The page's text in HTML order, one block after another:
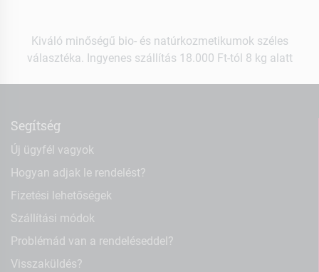
Kiváló minőségű bio- és natúrkozmetikumok széles
választéka. Ingyenes szállítás 18.000 Ft-tól 8 kg alatt
Segítség
Új ügyfél vagyok
Hogyan adjak le rendelést?
Fizetési lehetőségek
Szállítási módok
Problémád van a rendeléseddel?
Visszaküldés?